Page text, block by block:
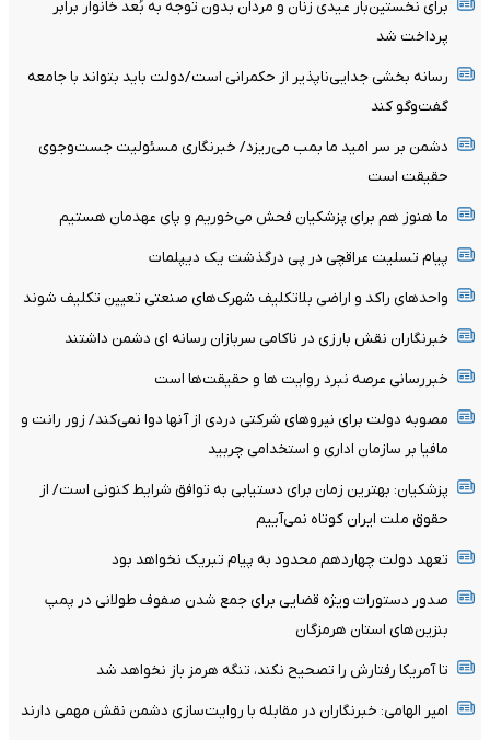
برای نخستین‌بار عیدی زنان و مردان بدون توجه به بُعد خانوار برابر
پرداخت شد
رسانه بخشی جدایی‌ناپذیر از حکمرانی است/دولت باید بتواند با جامعه
گفت‌وگو کند
دشمن بر سر امید ما بمب می‌ریزد/ خبرنگاری مسئولیت جست‌وجوی
حقیقت است
ما هنوز هم برای پزشکیان فحش می‌خوریم و پای عهدمان هستیم
پیام تسلیت عراقچی در پی درگذشت یک دیپلمات
واحدهای راکد و اراضی بلاتکلیف شهرک‌های صنعتی تعیین تکلیف شوند
خبرنگاران نقش بارزی در ناکامی سربازان رسانه ای دشمن داشتند
خبررسانی عرصه نبرد روایت ها و حقیقت‌ها است
مصوبه دولت برای نیروهای شرکتی دردی از آنها دوا نمی‌کند/ زور رانت و
مافیا بر سازمان اداری و استخدامی چربید
پزشکیان‌: بهترین زمان برای دستیابی به توافق شرایط کنونی است/ از
حقوق ملت ایران کوتاه نمی‌آییم
تعهد دولت چهاردهم محدود به پیام تبریک نخواهد بود
صدور دستورات ویژه قضایی برای جمع شدن صفوف طولانی در پمپ
بنزین‌های استان هرمزگان
تا آمریکا رفتارش را تصحیح نکند، تنگه هرمز باز نخواهد شد
امیر الهامی: خبرنگاران در مقابله با روایت‌سازی دشمن نقش مهمی دارند